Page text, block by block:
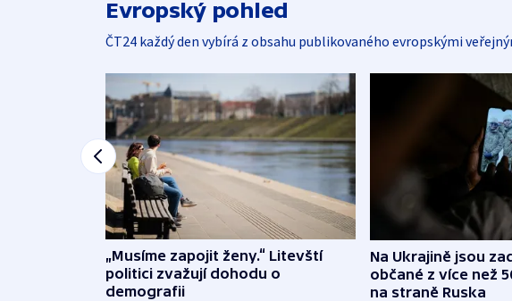
Evropský pohled
ČT24 každý den vybírá z obsahu publikovaného evropskými
„Musíme zapojit ženy.“ Litevští
politici zvažují dohodu o
demografii
Na Ukrajině jsou
občané z více než
na straně Ruska